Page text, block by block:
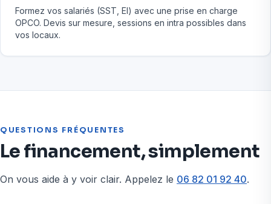
Formez vos salariés (SST, EI) avec une prise en charge
OPCO. Devis sur mesure, sessions en intra possibles dans
vos locaux.
QUESTIONS FRÉQUENTES
Le financement, simplement
On vous aide à y voir clair. Appelez le 06 82 01 92 40.